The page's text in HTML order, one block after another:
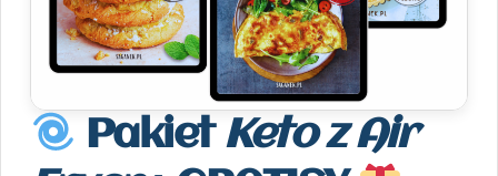
Pakiet Keto z Air